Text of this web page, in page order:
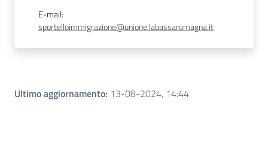
E-mail:
sportelloimmigrazione@unione.labassaromagna.it
Ultimo aggiornamento: 13-08-2024, 14:44